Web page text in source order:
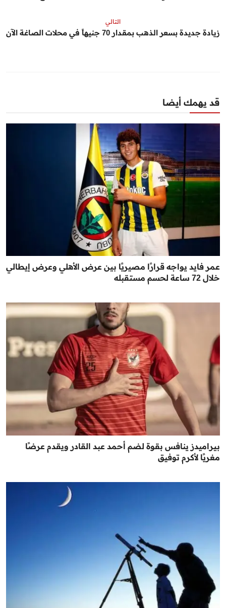
التالي
زيادة جديدة بسعر الذهب بمقدار 70 جنيهاً في محلات الصاغة الآن
قد يهمك أيضا
عمر فايد يواجه قرارًا مصيريًا بين عرض الأهلي وعرض إيطالي
خلال 72 ساعة لحسم مستقبله
بيراميدز ينافس بقوة لضم أحمد عبد القادر ويقدم عرضًا
مغريًا لأكرم توفيق